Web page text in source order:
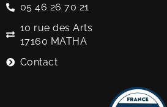
05 46 26 70 21
10 rue des Arts
17160 MATHA
Contact